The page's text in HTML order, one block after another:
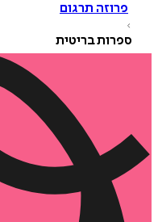
תרגום
בריטית